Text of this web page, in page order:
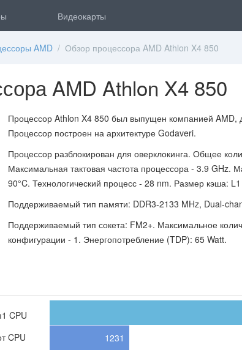
Видеокарты
AMD / Обзор процессора AMD Athlon X4 850
AMD Athlon X4 850
Процессор Athlon X4 850 был выпущен компанией AMD,
Процессор построен на архитектуре Godaveri.
Процессор разблокирован для оверклокинга. Общее
Максимальная тактовая частота процессора - 3.9 GHz.
90°C. Технологический процесс - 28 nm. Размер кэша:
Поддерживаемый тип памяти: DDR3-2133 MHz, Dual-
Поддерживаемый тип сокета: FM2+. Максимальное
конфигурации - 1. Энергопотребление (TDP): 65 Watt.
CPU
CPU
1231